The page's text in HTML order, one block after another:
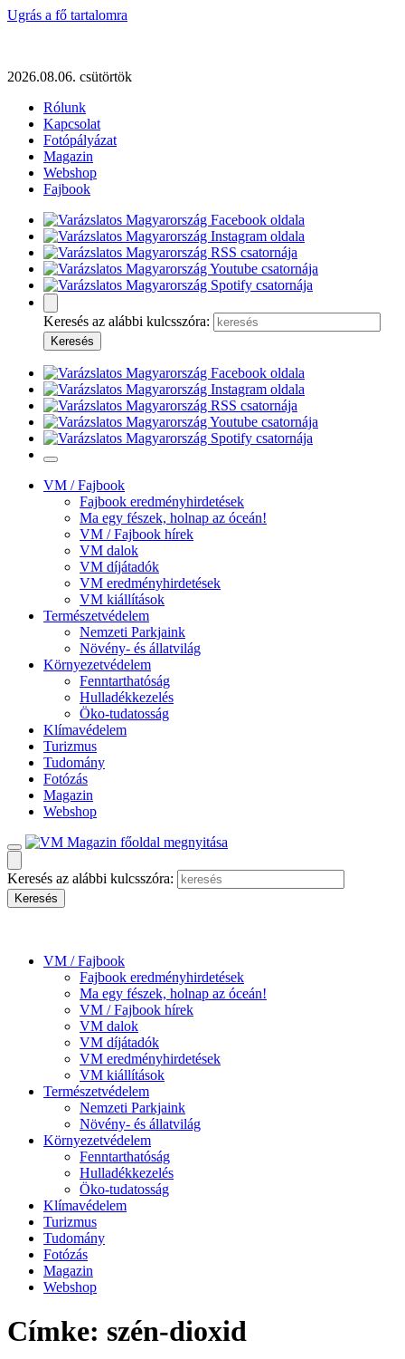
Ugrás a fő tartalomra
2026.08.06. csütörtök
Rólunk
Kapcsolat
Fotópályázat
Magazin
Webshop
Fajbook
Keresés az alábbi kulcsszóra:
VM / Fajbook
Fajbook eredményhirdetések
Ma egy fészek, holnap az óceán!
VM / Fajbook hírek
VM dalok
VM díjátadók
VM eredményhirdetések
VM kiállítások
Természetvédelem
Nemzeti Parkjaink
Növény- és állatvilág
Környezetvédelem
Fenntarthatóság
Hulladékkezelés
Öko-tudatosság
Klímavédelem
Turizmus
Tudomány
Fotózás
Magazin
Webshop
Keresés az alábbi kulcsszóra:
VM / Fajbook
Fajbook eredményhirdetések
Ma egy fészek, holnap az óceán!
VM / Fajbook hírek
VM dalok
VM díjátadók
VM eredményhirdetések
VM kiállítások
Természetvédelem
Nemzeti Parkjaink
Növény- és állatvilág
Környezetvédelem
Fenntarthatóság
Hulladékkezelés
Öko-tudatosság
Klímavédelem
Turizmus
Tudomány
Fotózás
Magazin
Webshop
Címke: szén-dioxid